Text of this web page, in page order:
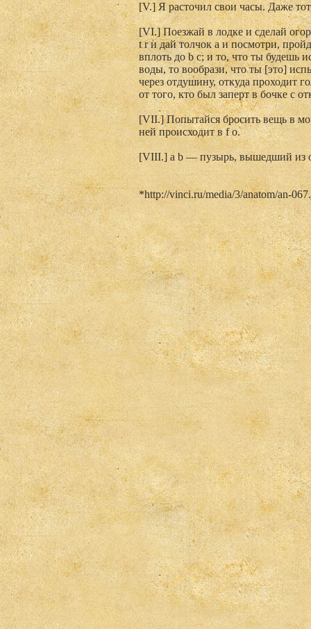
[V.] Я расточил свои часы. Даже
[VI.] Поезжай в лодке и сделай
t r и дай толчок а и посмотри,
вплоть до b с; и то, что ты будешь
воды, то вообрази, что ты [это]
через отдушину, откуда проходит
от того, кто был заперт в бочке с
[VII.] Попытайся бросить вещь в
ней происходит в f о.
[VIII.] а b — пузырь, вышедший из
*http://vinci.ru/media/3/anatom/an-